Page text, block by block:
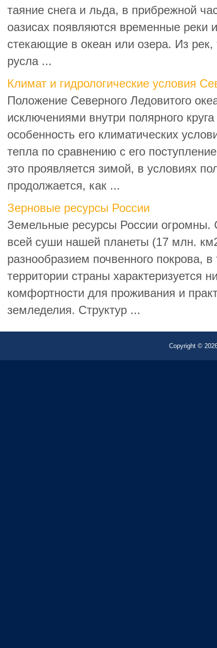
таяние снега и льда, в прибрежной
оазисах появляются временные реки
стекающие в океан или озера. Из рек,
русла ...
Климат и гидрологические условия
Положение Северного Ледовитого
исключениями внутри полярного
особенность его климатических
тепла по сравнению с его
это проявляется зимой, в условиях
продолжается, как ...
Зерновые ресурсы России
Земельные ресурсы России огромны.
всей суши нашей планеты (17 млн.
разнообразием почвенного покрова,
территории страны характеризуется
комфортности для проживания и
земледелия. Структур ...
Copyright ©